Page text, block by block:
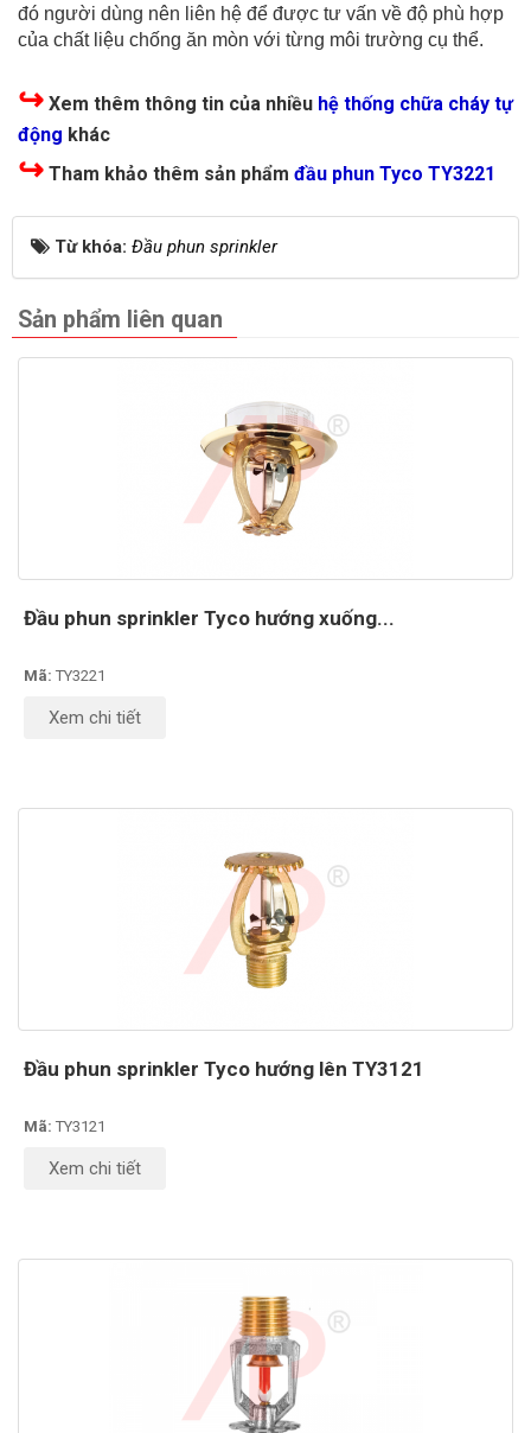
đó người dùng nên liên hệ để được tư vấn về độ phù hợp
của chất liệu chống ăn mòn với từng môi trường cụ thể.
↪ Xem thêm thông tin của nhiều hệ thống chữa cháy tự
động khác
↪ Tham khảo thêm sản phẩm đầu phun Tyco TY3221
Từ khóa: Đầu phun sprinkler
Sản phẩm liên quan
Đầu phun sprinkler Tyco hướng xuống...
Mã: TY3221
Xem chi tiết
Đầu phun sprinkler Tyco hướng lên TY3121
Mã: TY3121
Xem chi tiết